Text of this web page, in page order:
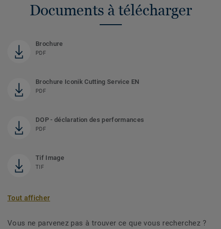
Documents à télécharger
Brochure
PDF
Brochure Iconik Cutting Service EN
PDF
DOP - déclaration des performances
PDF
Tif Image
TIF
Tout afficher
Vous ne parvenez pas à trouver ce que vous recherchez ?